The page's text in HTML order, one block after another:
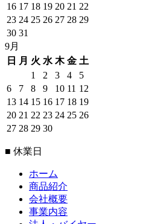
16 17 18 19 20 21 22
23 24 25 26 27 28 29
30 31
9月
日
月 火 水 木 金 土
1
2 3 4
5
6
7 8 9 10 11 12
13 14 15 16 17 18 19
20 21 22 23 24 25 26
27 28 29 30
■ 休業日
ホーム
商品紹介
会社概要
事業内容